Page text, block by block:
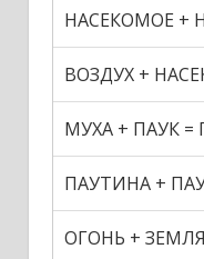
НАСЕКОМОЕ +
ВОЗДУХ +
МУХА + ПАУК
ПАУТИНА +
ОГОНЬ +